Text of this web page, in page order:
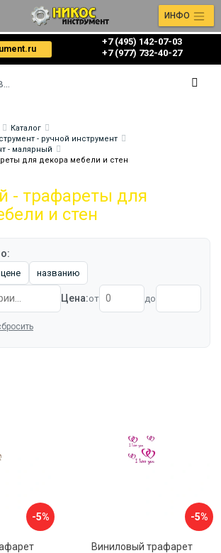
+7 (495) 142-07-03
‎‎+7 (977) 732-40-27
ИНФО
Каталог
- ручной инструмент
- малярный
для декора мебели и стен
- трафареты для
и стен
цене названию
Цена:от до
-5% -5%
Виниловый трафарет